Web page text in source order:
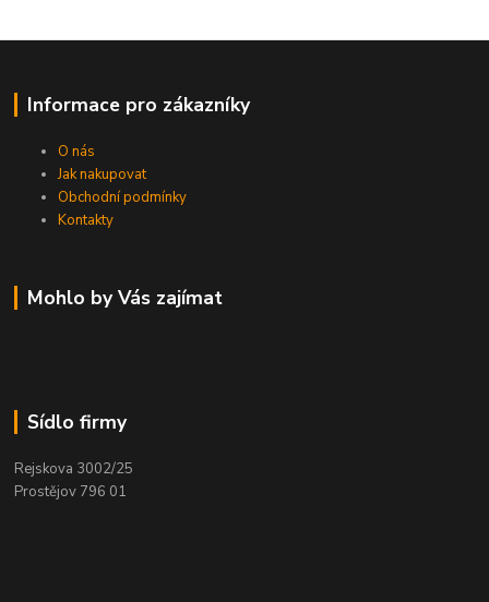
Informace pro zákazníky
O nás
Jak nakupovat
Obchodní podmínky
Kontakty
Mohlo by Vás zajímat
Sídlo firmy
Rejskova 3002/25
Prostějov 796 01